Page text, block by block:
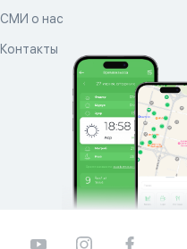
СМИ о нас
Контакты